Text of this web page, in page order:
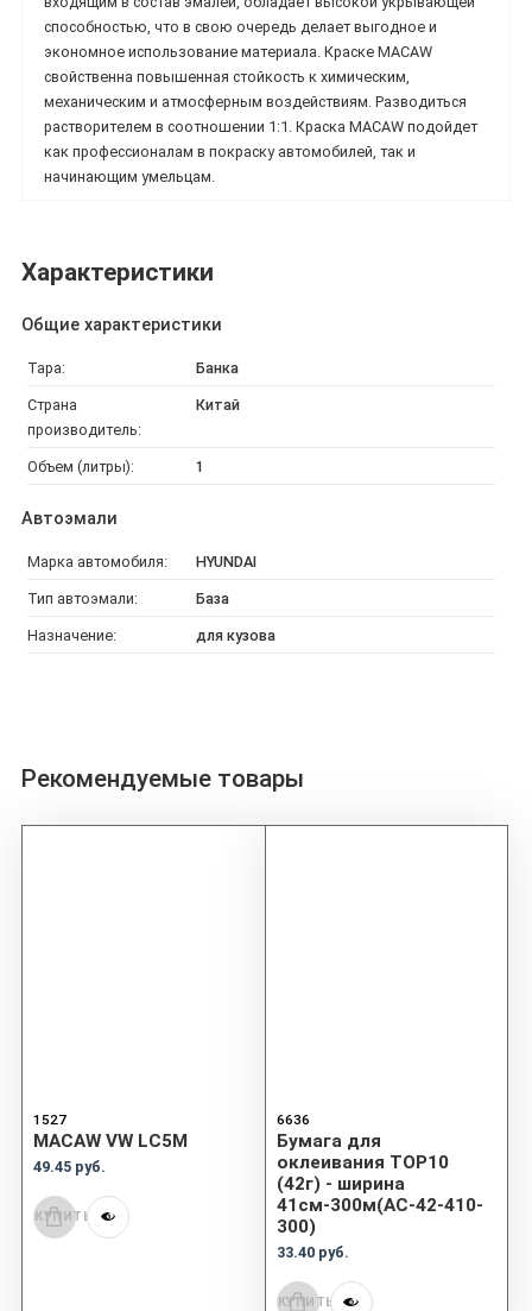
способностью, что в свою очередь делает выгодное и
экономное использование материала. Краске MACAW
свойственна повышенная стойкость к химическим,
механическим и атмосферным воздействиям. Разводиться
растворителем в соотношении 1:1. Краска MACAW подойдет
как профессионалам в покраску автомобилей, так и
начинающим умельцам.
Характеристики
Общие характеристики
Тара: Банка
Страна
производитель:
Китай
Объем (литры): 1
Автоэмали
Марка автомобиля: HYUNDAI
Тип автоэмали: База
Назначение: для кузова
Рекомендуемые товары
1527
MACAW VW LC5M
49.45 руб.
КУПИТЬ
6636
Бумага для
оклеивания TOP10
(42г) - ширина
41см-300м(AC-42-410-
300)
33.40 руб.
КУПИТЬ